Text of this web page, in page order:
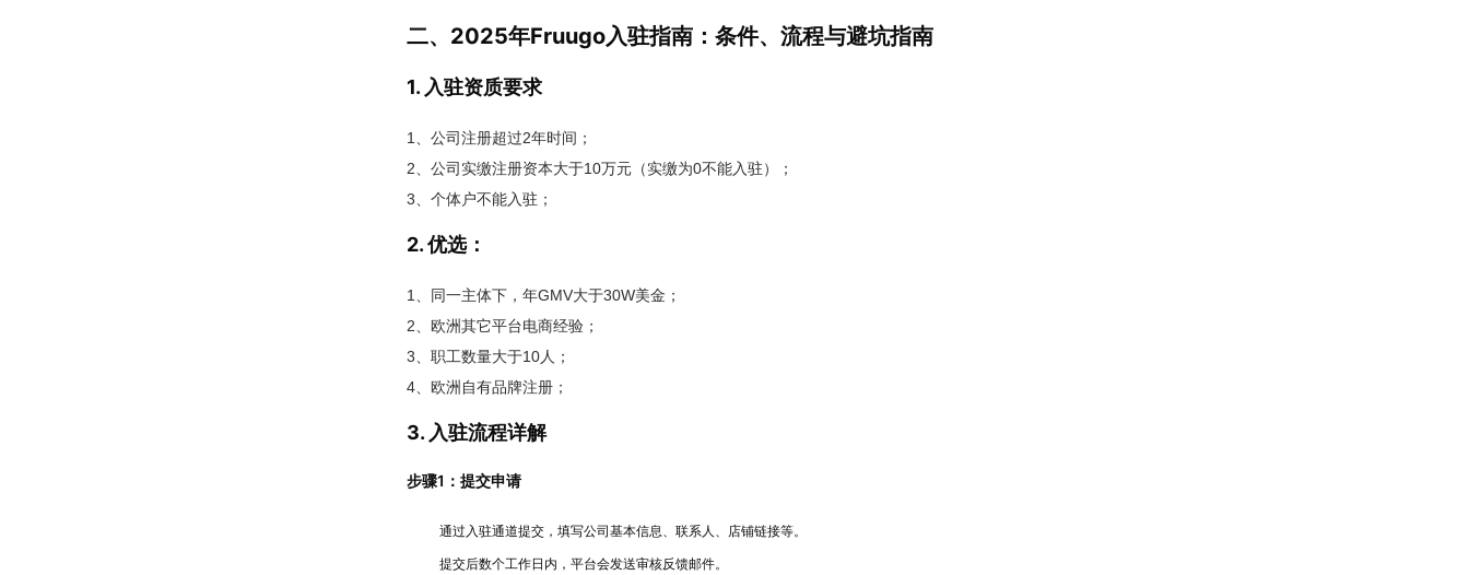
二、2025年Fruugo入驻指南：条件、流程与避坑指南
1. 入驻资质要求
1、公司注册超过2年时间；
2、公司实缴注册资本大于10万元（实缴为0不能入驻）；
3、个体户不能入驻；
2. 优选：
1、同一主体下，年GMV大于30W美金；
2、欧洲其它平台电商经验；
3、职工数量大于10人；
4、欧洲自有品牌注册；
3. 入驻流程详解
步骤1：提交申请
通过入驻通道提交，填写公司基本信息、联系人、店铺链接等。
提交后数个工作日内，平台会发送审核反馈邮件。